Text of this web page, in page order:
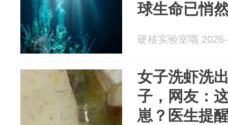
球生命已悄
硬核实验室哦
女子洗虾洗
子，网友：
崽？医生提